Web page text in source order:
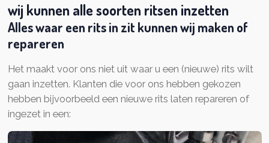
wij kunnen alle soorten ritsen inzetten
Alles waar een rits in zit kunnen wij maken of
repareren
Het maakt voor ons niet uit waar u een (nieuwe) rits wilt
gaan inzetten. Klanten die voor ons hebben gekozen
hebben bijvoorbeeld een nieuwe rits laten repareren of
ingezet in een: